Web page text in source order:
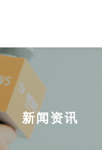
新闻资讯